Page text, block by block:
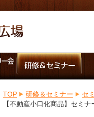
TOP 研修＆セミナー
セ
【不動産小口化商品】セミナ